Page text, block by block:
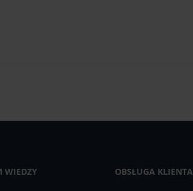
WIEDZY OBSŁUGA KLIENTA